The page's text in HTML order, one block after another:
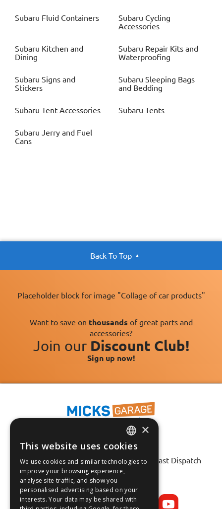
Subaru Fluid Containers Subaru Cycling
Accessories
Subaru Kitchen and
Dining
Subaru Repair Kits and
Waterproofing
Subaru Signs and
Stickers
Subaru Sleeping Bags
and Bedding
Subaru Tent Accessories Subaru Tents
Subaru Jerry and Fuel
Cans
Back To Top
Placeholder block for image "Collage of car products"
Want to save on thousands of great parts and
accessories?
Join our Discount Club!
Sign up now!
Fast Tracked Delivery*
30 Day No-Hassle Returns*
Fast Dispatch
Follow us on:
ENGLISH
FRANÇAIS
ESPAÑOL
×
This website uses cookies
We use cookies and similar technologies to
improve your browsing experience,
analyse site traffic, and show you
personalised advertising based on your
interests. Your data may be shared with